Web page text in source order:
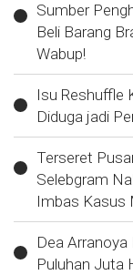
Sumber
Beli Barang
Wabup!
Isu Reshuffle
Diduga jadi
Terseret
Selebgram
Imbas Kasus
Dea
Puluhan Juta